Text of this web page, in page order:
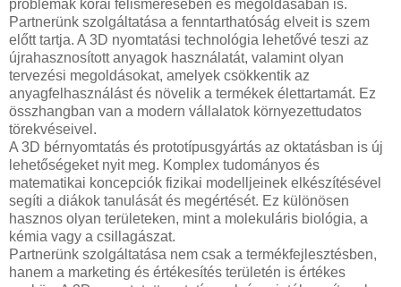
problémák korai felismerésében és megoldásában is.
Partnerünk szolgáltatása a fenntarthatóság elveit is szem
előtt tartja. A 3D nyomtatási technológia lehetővé teszi az
újrahasznosított anyagok használatát, valamint olyan
tervezési megoldásokat, amelyek csökkentik az
anyagfelhasználást és növelik a termékek élettartamát. Ez
összhangban van a modern vállalatok környezettudatos
törekvéseivel.
A 3D bérnyomtatás és prototípusgyártás az oktatásban is új
lehetőségeket nyit meg. Komplex tudományos és
matematikai koncepciók fizikai modelljeinek elkészítésével
segíti a diákok tanulását és megértését. Ez különösen
hasznos olyan területeken, mint a molekuláris biológia, a
kémia vagy a csillagászat.
Partnerünk szolgáltatása nem csak a termékfejlesztésben,
hanem a marketing és értékesítés területén is értékes